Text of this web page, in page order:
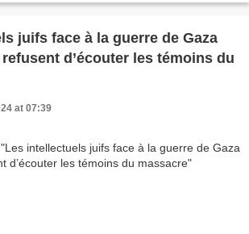
juifs face à la guerre de Gaza
at 07:39